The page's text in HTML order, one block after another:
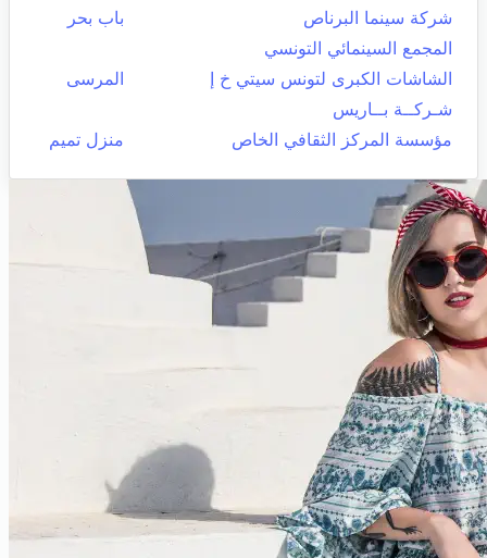
شركة سينما البرناص
باب بحر
المجمع السينمائي التونسي
الشاشات الكبرى لتونس سيتي خ إ
المرسى
شـركــة بــاريس
مؤسسة المركز الثقافي الخاص
منزل تميم